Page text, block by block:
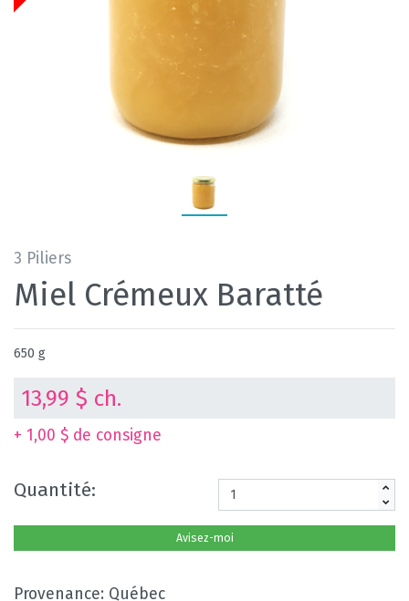
3 Piliers
Miel Crémeux Baratté
650 g
13,99 $ ch.
+ 1,00 $ de consigne
Quantité:
Avisez-moi
Provenance: Québec